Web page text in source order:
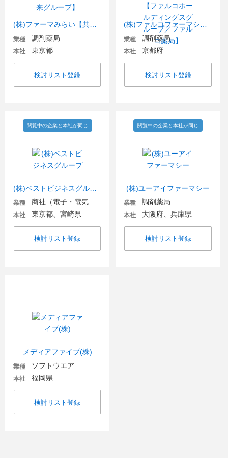
業種 調剤薬局
本社 東京都
検討リスト登録
業種 調剤薬局
本社 京都府
検討リスト登録
閲覧中の企業と本社が同じ
業種
本社 東京都、宮崎県
検討リスト登録
(株)ユーアイファーマシー
閲覧中の企業と本社が同じ
業種 調剤薬局
本社 大阪府、兵庫県
検討リスト登録
メディアファイブ(株)
業種 ソフトウエア
本社 福岡県
検討リスト登録